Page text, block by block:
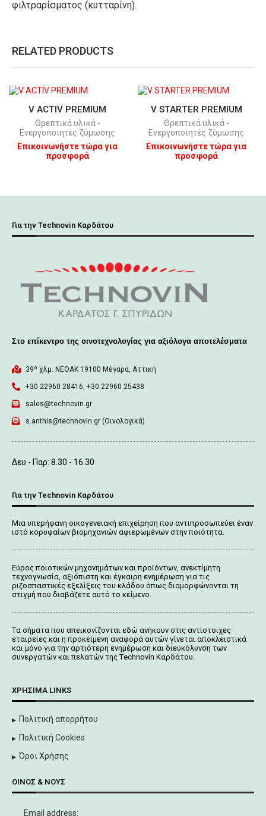
φιλτραρίσματος (κυτταρίνη).
RELATED PRODUCTS
V ACTIV PREMIUM
Θρεπτικά υλικά -
Ενεργοποιητές ζύμωσης
Επικοινωνήστε τώρα για
προσφορά
V STARTER PREMIUM
Θρεπτικά υλικά -
Ενεργοποιητές ζύμωσης
Επικοινωνήστε τώρα για
προσφορά
Για την Technovin Καρδάτου
Στο επίκεντρο της οινοτεχνολογίας για αξιόλογα αποτελέσματα
39º χλμ. ΝΕΟΑΚ 19100 Mέγαρα, Αττική
+30 22960 28416, +30 22960 25438
sales@technovin.gr
s.anthis@technovin.gr (Οινολογικά)
Δευ - Παρ: 8.30 - 16.30
Για την Technovin Καρδάτου
Μια υπερήφανη οικογενειακή επιχείρηση που αντιπροσωπεύει έναν
ιστό κορυφαίων βιομηχανιών αφιερωμένων στην ποιότητα.
Εύρος ποιοτικών μηχανημάτων και προϊόντων, ανεκτίμητη
τεχνογνωσία, αξιόπιστη και έγκαιρη ενημέρωση για τις
ριζοσπαστικές εξελίξεις του κλάδου όπως διαμορφώνονται τη
στιγμή που διαβάζετε αυτό το κείμενο.
Tα σήματα που απεικονίζονται εδώ ανήκουν στις αντίστοιχες
εταιρείες και η προκείμενη αναφορά αυτών γίνεται αποκλειστικά
και μόνο για την αρτιότερη ενημέρωση και διευκόλυνση των
συνεργατών και πελατών της Τechnovin Kαρδάτου.
ΧΡΉΣΙΜΑ LINKS
Πολιτική απορρήτου
Πολιτική Cookies
Όροι Χρήσης
ΟΊΝΟΣ & ΝΟΥΣ
Email address: